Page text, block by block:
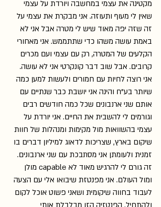
מקטינה את עצמי במחשבה ויורדת על עצמי
שאין לי מעוף ותעוזה. אני מבקרת את עצמי על
זה שזה יפה מאוד שיש לי מטרה אבל אני לא
באמת עושה משהו כדי שתתממש. אני מאחורי
הקלעים של המטרה, רק עם עצמי ועם מכרים
קרובים. אבל שוב דבר קונקרטי אני לא עושה.
אני רוצה לחיות עם חמורים ולעשות למען כמה
שיותר בע"ח והינה אני יושבת כבר שנתיים עם
אותם שני ארנבונים שכל כמה חודשים רבים
וגורמים לי להשבית את החיים. אני יורדת על
עצמי בהשוואות מול מקימות ומנהלות של חוות
שיקום בארץ, שצריכות לדאוג למיליון דברים בו
זמנית ולעומתן אני מסתבכת עם שני ארנבונים.
זה גורם לי להרגיש מאוד לא capable מולן
ומול העולם. אני מפנטזת שיבואו אלי עם הצעה
לעבוד בחווה שיקומית ושאני פשוט אוכל לקום
ולהתחיל. הפנטזיה הזו מבלבלת אותי